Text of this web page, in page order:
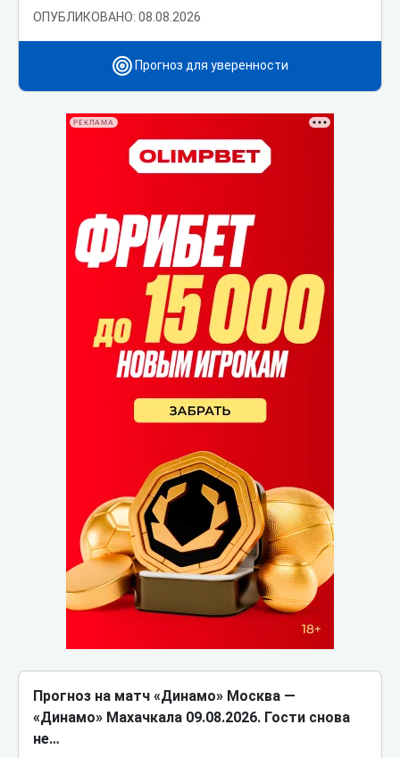
ОПУБЛИКОВАНО: 08.08.2026
Прогноз для уверенности
РЕКЛАМА
Прогноз на матч «Динамо» Москва ―
«Динамо» Махачкала 09.08.2026. Гости снова
не…